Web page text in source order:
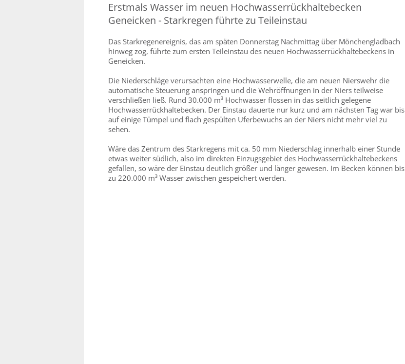
Erstmals Wasser im neuen Hochwasserrückhaltebecken
Geneicken - Starkregen führte zu Teileinstau
Das Starkregenereignis, das am späten Donnerstag Nachmittag über Mönchengladbach
hinweg zog, führte zum ersten Teileinstau des neuen Hochwasserrückhaltebeckens in
Geneicken.
Die Niederschläge verursachten eine Hochwasserwelle, die am neuen Nierswehr die
automatische Steuerung anspringen und die Wehröffnungen in der Niers teilweise
verschließen ließ. Rund 30.000 m³ Hochwasser flossen in das seitlich gelegene
Hochwasserrückhaltebecken. Der Einstau dauerte nur kurz und am nächsten Tag war bis
auf einige Tümpel und flach gespülten Uferbewuchs an der Niers nicht mehr viel zu
sehen.
Wäre das Zentrum des Starkregens mit ca. 50 mm Niederschlag innerhalb einer Stunde
etwas weiter südlich, also im direkten Einzugsgebiet des Hochwasserrückhaltebeckens
gefallen, so wäre der Einstau deutlich größer und länger gewesen. Im Becken können bis
zu 220.000 m³ Wasser zwischen gespeichert werden.